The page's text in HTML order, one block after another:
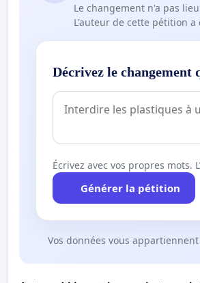
Le changement n'a pas
L'auteur de cette pétition a
Décrivez le changement
Écrivez avec vos propres mots.
Générer la pétition
Vos données vous appartiennent